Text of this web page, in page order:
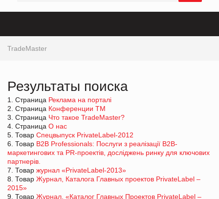
TradeMaster
Результаты поиска
1. Страница Реклама на порталі
2. Страница Конференции ТМ
3. Страница Что такое TradeMaster?
4. Страница О нас
5. Товар Спецвыпуск PrivateLabel-2012
6. Товар B2B Professionals: Послуги з реалізації В2В-
маркетингових та PR-проектів, досліджень ринку для ключових
партнерів.
7. Товар журнал «PrivateLabel-2013»
8. Товар Журнал, Каталога Главных проектов PrivateLabel –
2015»
9. Товар Журнал, «Каталог Главных Проектов PrivateLabel –